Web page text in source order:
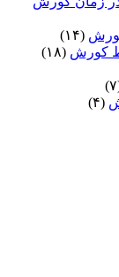
(۱۴)
کورش (۱۸)
(۴)